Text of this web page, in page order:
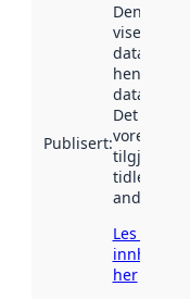
Publisert:
Denne
viser når
datasettet
henta inn
Det kan ha
vore
tilgjengeleg
tidlegare
andre
Les meir om
innhenting
her